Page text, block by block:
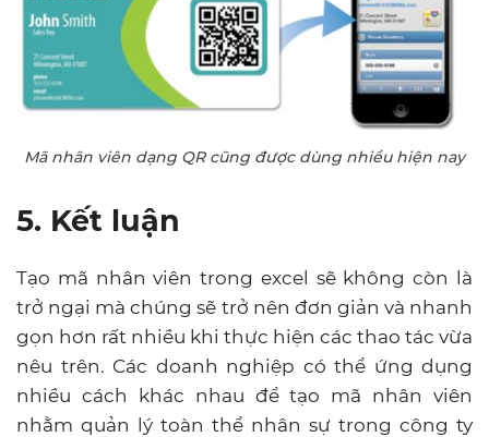
Mã nhân viên dạng QR cũng được dùng nhiều hiện nay
5. Kết luận
Tạo mã nhân viên trong excel sẽ không còn là
trở ngại mà chúng sẽ trở nên đơn giản và nhanh
gọn hơn rất nhiều khi thực hiện các thao tác vừa
nêu trên. Các doanh nghiệp có thể ứng dụng
nhiều cách khác nhau để tạo mã nhân viên
nhằm quản lý toàn thể nhân sự trong công ty